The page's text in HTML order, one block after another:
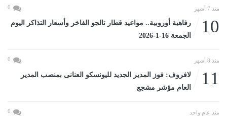
منذ 7 أشهر 0
10
رفاهية أوروبية.. مواعيد قطار تالجو الفاخر وأسعار التذاكر اليوم
الجمعة 16-1-2026
منذ 8 أشهر 0
11
لافروف: فوز المدير الجديد لليونسكو العنانى بمنصب المدير
العام مؤشر مشجع
منذ عام واحد 0